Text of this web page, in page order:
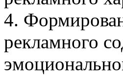
4.
рекламного